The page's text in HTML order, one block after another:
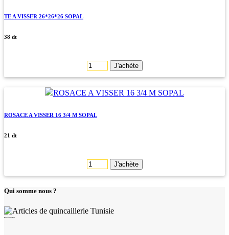
TE A VISSER 26*26*26 SOPAL
38 dt
J'achète
ROSACE A VISSER 16 3/4 M SOPAL
21 dt
J'achète
Qui somme nous ?